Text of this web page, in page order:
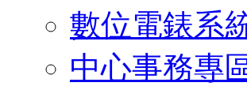
數位電錶系
中心事務專